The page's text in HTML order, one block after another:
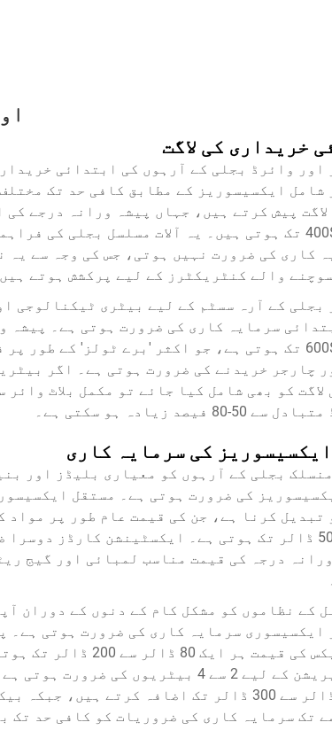
خریداری کی لاگت
اور وائرڈ بجلی کے آرہوں کی ابتدائی
شامل ایکسیسوریز کے مطابق کافی حد تک
لاگت پیش کرتے ہیں، جہاں پیشہ ورانہ درجے
$150 سے $400 تک ہوتی ہیں۔ یہ آلات مسلسل بجلی
کاری کی ضرورت نہیں ہوتی، جس کی وجہ سے
والے کنٹریکٹرز کے لیے پرکشش ہوتے
بجلی کے آرہ سسٹم کے لیے بیٹری ٹیکنالوجی
سرمایہ کاری کی ضرورت ہوتی ہے۔ پیشہ
$200 سے $600 تک ہوتی ہے، جو اکثر 'برے ٹولز' کے
چارجر خریدنے کی ضرورت ہوتی ہے۔ اگر
لاگت کو بھی شامل کیا جائے تو مکمل بلاٹ
80 فیصد زیادہ ہو سکتی ہے۔
کی سرمایہ کاری
بجلی کے آرہوں کو معیاری بلیڈز اور
ڈالر سے 50 ڈالر تک ہوتی ہے۔ ایکسٹینشن کارڈز
کے نظاموں کو مشکل کام کے دنوں کے دوران
ایکسیسوری سرمایہ کاری کی ضرورت ہوتی ہے۔
بیٹری پیکس کی قیمت
مسلسل آپریشن کے لیے 2 سے 4 بیٹریوں
اور 100 ڈالر سے 300 ڈالر تک اضافہ کرتے
تک سرمایہ کاری کی ضروریات کو کافی حد تک